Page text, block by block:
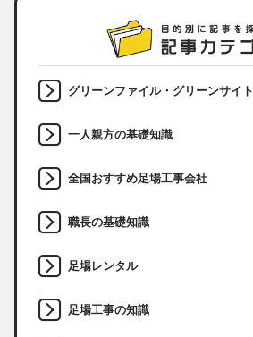
グリーンファイル・グリーンサイト
一人親方の基礎知識
全国おすすめ足場工事会社
職長の基礎知識
足場レンタル
足場工事の知識